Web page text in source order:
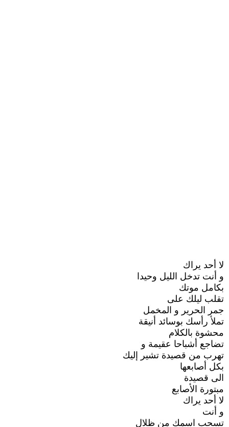
لا أحد يراك
و أنت تدخل الليل وحيدا
بكامل موتك
تقلب ليلك على
جمر الحرير و المخمل
تملأ رأسك بوسائد أنيقة
محشوة بالكلام
تضاجع أشباحا عقيمة و
تهرب من قصيدة تشير إليك
بكل أصابعها
الى قصيدة
مبتورة الأصابع
لا أحد يراك
و أنت
تسحب اسمك من ظلال